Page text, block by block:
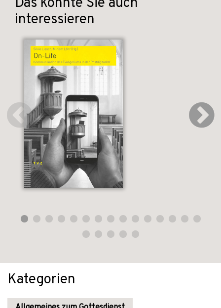
interessieren
Kategorien